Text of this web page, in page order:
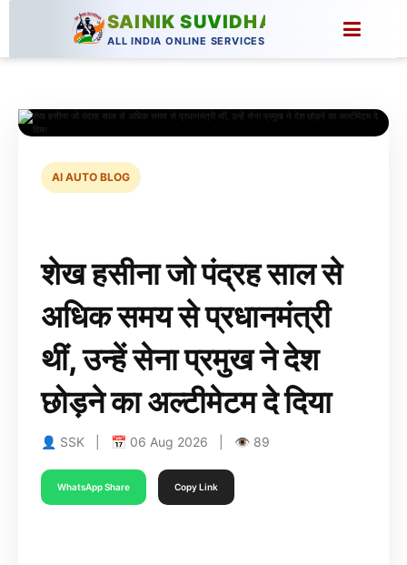
SAINIK SUVIDHA
ALL INDIA ONLINE SERVICES
AI AUTO BLOG
शेख हसीना जो पंद्रह साल से
अधिक समय से प्रधानमंत्री
थीं, उन्हें सेना प्रमुख ने देश
छोड़ने का अल्टीमेटम दे दिया
👤 SSK | 📅 06 Aug 2026 | 👁 89
WhatsApp Share Copy Link